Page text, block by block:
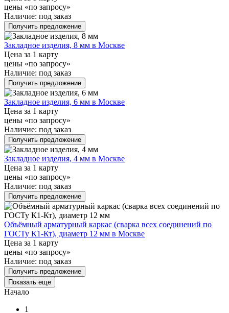
цены «по запросу»
Наличие: под заказ
Получить предложение
Закладное изделия, 8 мм в Москве
Цена за 1 карту
цены «по запросу»
Наличие: под заказ
Получить предложение
Закладное изделия, 6 мм в Москве
Цена за 1 карту
цены «по запросу»
Наличие: под заказ
Получить предложение
Закладное изделия, 4 мм в Москве
Цена за 1 карту
цены «по запросу»
Наличие: под заказ
Получить предложение
Объёмный арматурный каркас (сварка всех соединений по
ГОСТу К1-Кт), диаметр 12 мм в Москве
Цена за 1 карту
цены «по запросу»
Наличие: под заказ
Получить предложение
Показать еще
Начало
1